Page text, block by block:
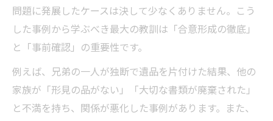
問題に発展したケースは決して少なくありません。こう
した事例から学ぶべき最大の教訓は「合意形成の徹底」
と「事前確認」の重要性です。
例えば、兄弟の一人が独断で遺品を片付けた結果、他の
家族が「形見の品がない」「大切な書類が廃棄された」
と不満を持ち、関係が悪化した事例があります。また、